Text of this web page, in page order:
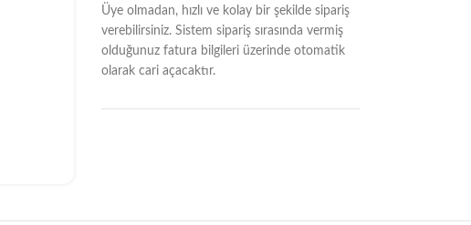
Üye olmadan, hızlı ve kolay bir şekilde sipariş
verebilirsiniz. Sistem sipariş sırasında vermiş
olduğunuz fatura bilgileri üzerinde otomatik
olarak cari açacaktır.